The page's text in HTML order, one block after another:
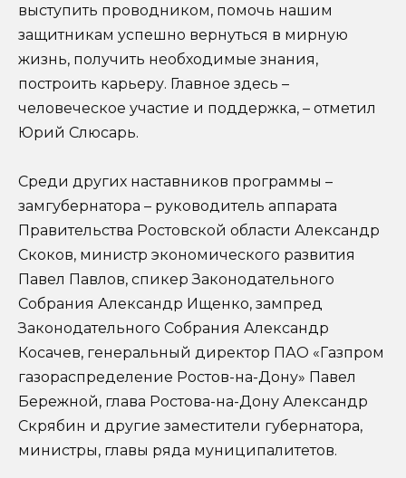
выступить проводником, помочь нашим
защитникам успешно вернуться в мирную
жизнь, получить необходимые знания,
построить карьеру. Главное здесь –
человеческое участие и поддержка, – отметил
Юрий Слюсарь.
Среди других наставников программы –
замгубернатора – руководитель аппарата
Правительства Ростовской области Александр
Скоков, министр экономического развития
Павел Павлов, спикер Законодательного
Собрания Александр Ищенко, зампред
Законодательного Собрания Александр
Косачев, генеральный директор ПАО «Газпром
газораспределение Ростов-на-Дону» Павел
Бережной, глава Ростова-на-Дону Александр
Скрябин и другие заместители губернатора,
министры, главы ряда муниципалитетов.